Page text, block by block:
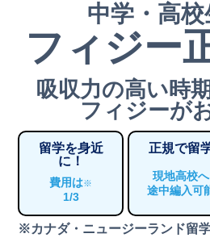
中学・高
フィジー
吸収力の高い時
フィジーが
留学を身近
に！
費用は※
1/3
正規で留
現地高校へ
途中編入可
※カナダ・ニュージーランド留